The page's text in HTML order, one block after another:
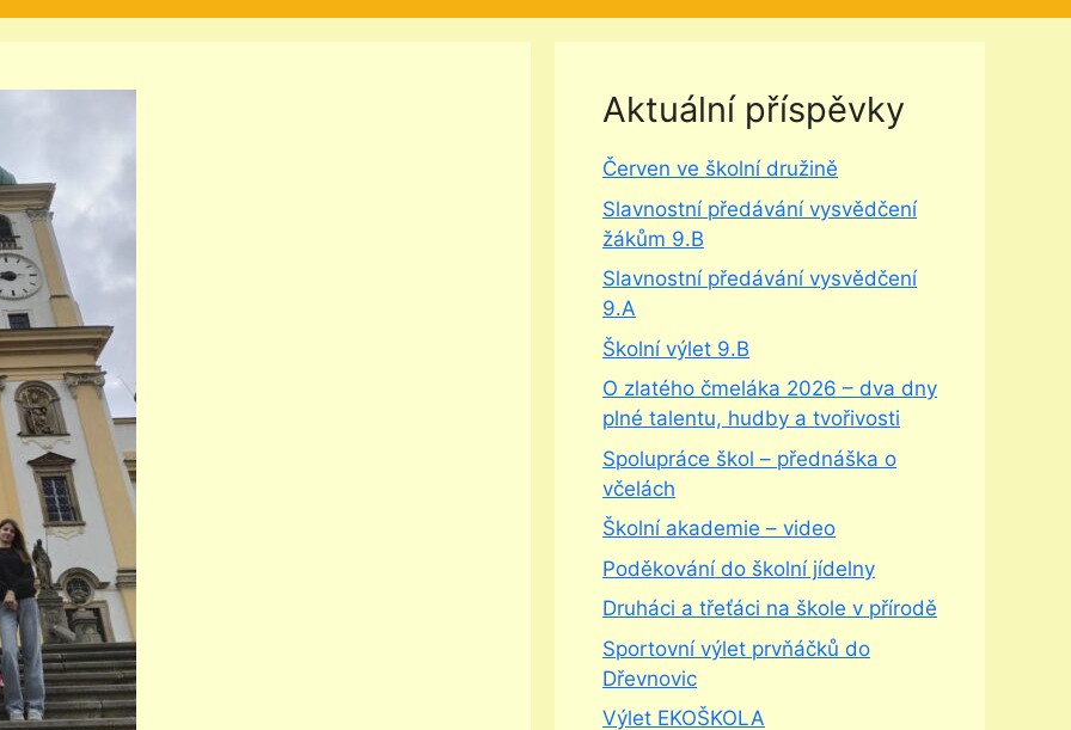
Aktuální příspěvky
Červen ve školní družině
Slavnostní předávání vysvědčení
žákům 9.B
Slavnostní předávání vysvědčení
9.A
Školní výlet 9.B
O zlatého čmeláka 2026 – dva dny
plné talentu, hudby a tvořivosti
Spolupráce škol – přednáška o
včelách
Školní akademie – video
Poděkování do školní jídelny
Druháci a třeťáci na škole v přírodě
Sportovní výlet prvňáčků do
Dřevnovic
Výlet EKOŠKOLA